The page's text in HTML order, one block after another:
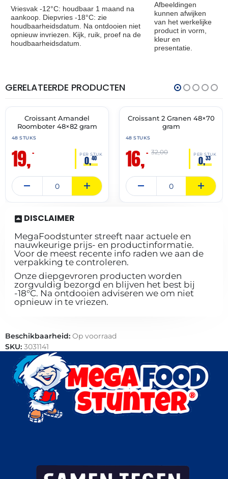
Vriesvak -12°C: houdbaar 1 maand na
aankoop. Diepvries -18°C: zie
houdbaarheidsdatum. Na ontdooien niet
opnieuw invriezen. Kijk, ruik, proef na de
houdbaarheidsdatum.
Afbeeldingen
kunnen afwijken
van het werkelijke
product in vorm,
kleur en
presentatie.
GERELATEERDE PRODUCTEN
🔥 OP=OP
THT:
30-
Croissant Amandel
Roomboter 48×82 gram
48 STUKS
19,– PER STUK
0,40
🔥 OP=OP
Croissant 2 Granen 48×70
gram
48 STUKS
16,– PER STUK
0,33
32,00
DISCLAIMER
MegaFoodstunter streeft naar actuele en
nauwkeurige prijs- en productinformatie.
Voor de meest recente info raden we aan de
verpakking te controleren.
Onze diepgevroren producten worden
zorgvuldig bezorgd en blijven het best bij
-18°C. Na ontdooien adviseren we om niet
opnieuw in te vriezen.
Beschikbaarheid: Op voorraad
SKU: 3031141
Categorieën:Handijsjes